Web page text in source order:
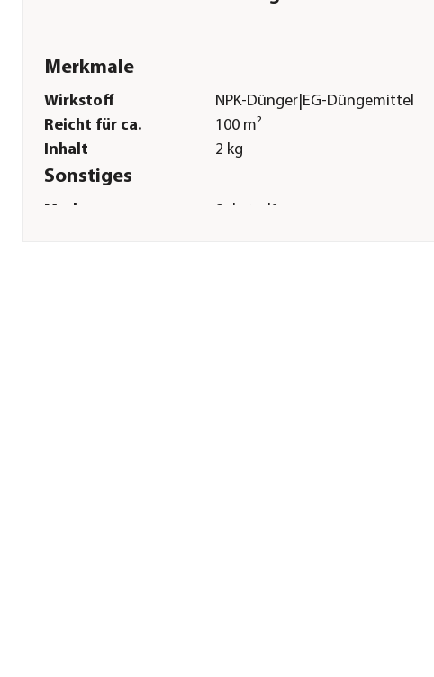
Merkmale
Wirkstoff
NPK-Dünger|EG-Düngemittel
Reicht für ca.
100 m²
Inhalt
2 kg
Sonstiges
Marke Substral®